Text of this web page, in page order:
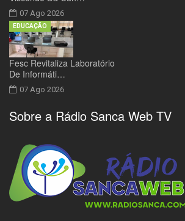
07 Ago 2026
Fesc Revitaliza Laboratório
De Informáti…
07 Ago 2026
EDUCAÇÃO
Sobre a Rádio Sanca Web TV